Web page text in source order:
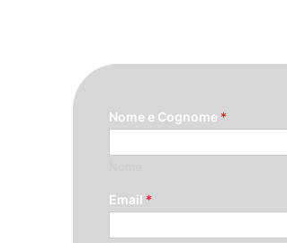
Nome e Cognome *
Email *